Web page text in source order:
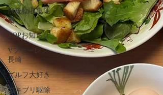
廃棄物収集運
搬
TOPお知らせ
Vファーレン
長崎
ゴルフ大好き
ゴキブリ駆除